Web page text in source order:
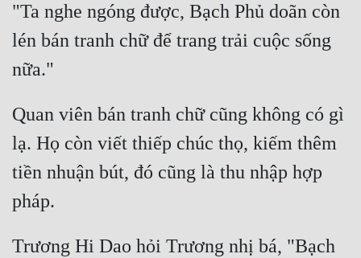
"Ta nghe ngóng được, Bạch Phủ doãn còn
lén bán tranh chữ để trang trải cuộc sống
Quan viên bán tranh chữ cũng không có gì
lạ. Họ còn viết thiếp chúc thọ, kiếm thêm
tiền nhuận bút, đó cũng là thu nhập hợp
Trương Hi Dao hỏi Trương nhị bá, "Bạch